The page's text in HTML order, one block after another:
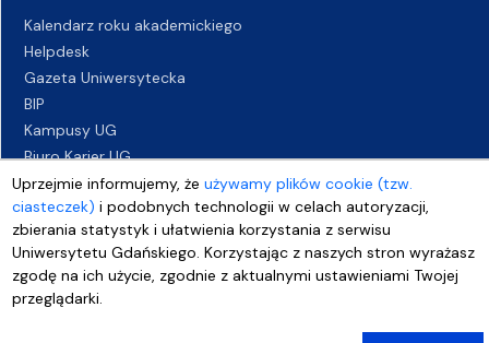
Uprzejmie informujemy, żeużywamy plików cookie (tzw.
ciasteczek) i podobnych technologii w celach autoryzacji,
zbierania statystyk i ułatwienia korzystania z serwisu
Uniwersytetu Gdańskiego. Korzystając z naszych stron wyrażasz
zgodę na ich użycie, zgodnie z aktualnymi ustawieniami Twojej
przeglądarki.
Kalendarz roku akademickiego
Helpdesk
Gazeta Uniwersytecka
BIP
Kampusy UG
Biuro Karier UG
Oferty pracy
Deklaracja dostępności